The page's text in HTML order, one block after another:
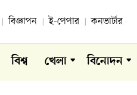
বিজ্ঞাপন ই-পেপার কনভার্টার
বিশ্ব খেলা বিনোদন